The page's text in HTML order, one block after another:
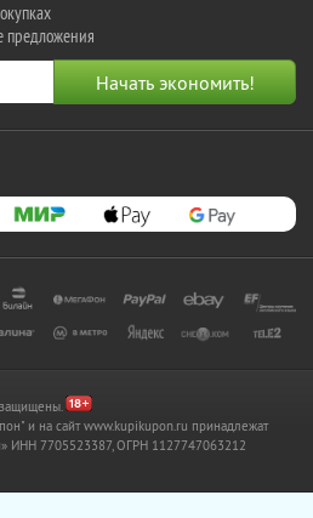
предложения
и на сайт www.kupikupon.ru принадлежат
ИНН 7705523387, ОГРН 1127747063212